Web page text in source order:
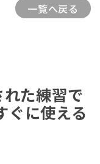
一覧へ戻る
れた練習で
ぐに使える